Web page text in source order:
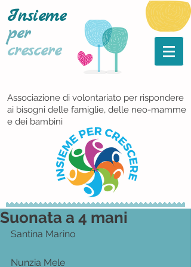
Insieme
per
crescere
Associazione di volontariato per rispondere
ai bisogni delle famiglie, delle neo-mamme
e dei bambini
Suonata a 4 mani
Santina Marino
Nunzia Mele